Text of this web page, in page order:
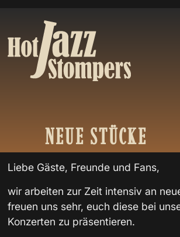
NEUE STÜCKE
Liebe Gäste, Freunde und Fans,
wir arbeiten zur Zeit intensiv an
freuen uns sehr, euch diese bei
Konzerten zu präsentieren.